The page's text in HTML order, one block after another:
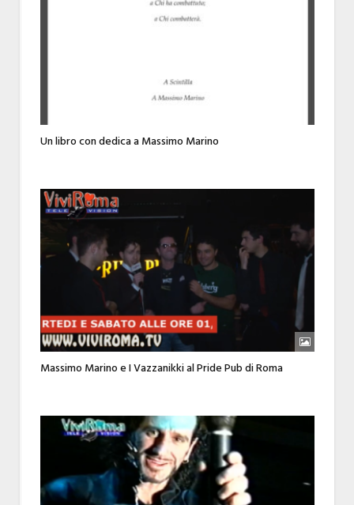
Un libro con dedica a Massimo Marino
Massimo Marino e I Vazzanikki al Pride Pub di Roma